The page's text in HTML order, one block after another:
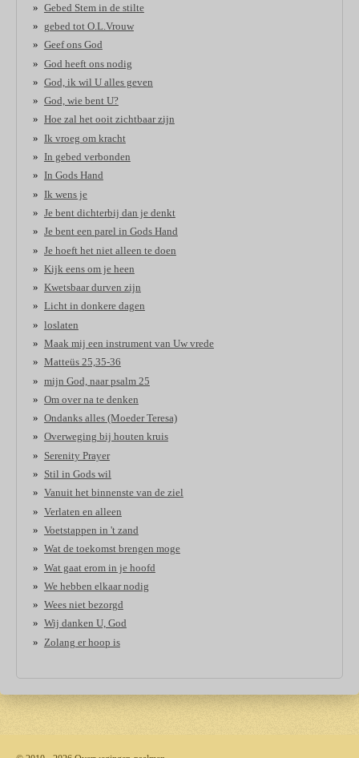
Gebed Stem in de stilte
gebed tot O.L.Vrouw
Geef ons God
God heeft ons nodig
God, ik wil U alles geven
God, wie bent U?
Hoe zal het ooit zichtbaar zijn
Ik vroeg om kracht
In gebed verbonden
In Gods Hand
Ik wens je
Je bent dichterbij dan je denkt
Je bent een parel in Gods Hand
Je hoeft het niet alleen te doen
Kijk eens om je heen
Kwetsbaar durven zijn
Licht in donkere dagen
loslaten
Maak mij een instrument van Uw vrede
Matteüs 25,35-36
mijn God, naar psalm 25
Om over na te denken
Ondanks alles (Moeder Teresa)
Overweging bij houten kruis
Serenity Prayer
Stil in Gods wil
Vanuit het binnenste van de ziel
Verlaten en alleen
Voetstappen in 't zand
Wat de toekomst brengen moge
Wat gaat erom in je hoofd
We hebben elkaar nodig
Wees niet bezorgd
Wij danken U, God
Zolang er hoop is